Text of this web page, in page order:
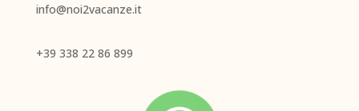
info@noi2vacanze.it
+39 338 22 86 899